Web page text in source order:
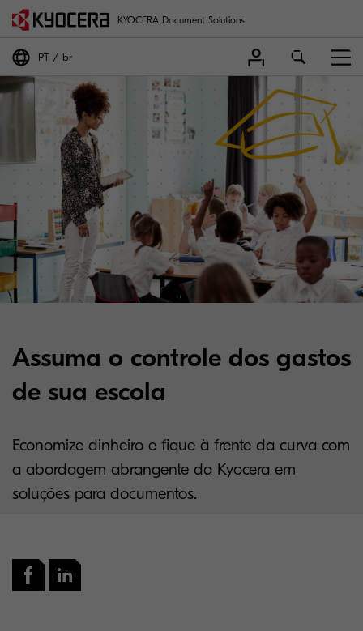
KYOCERA Document Solutions
PT br
Assuma o controle dos gastos
de sua escola
Economize dinheiro e fique à frente da curva com
a abordagem abrangente da Kyocera em
soluções para documentos.